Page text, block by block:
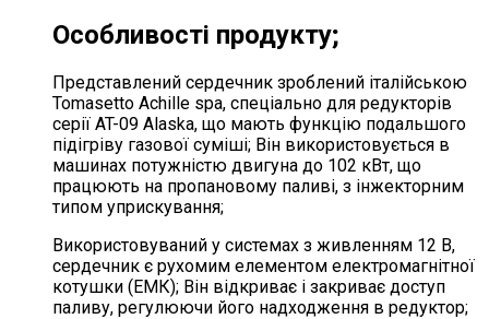
Особливості продукту;
Представлений сердечник зроблений італійською
Tomasetto Achille spa, спеціально для редукторів
серії AT-09 Alaska, що мають функцію подальшого
підігріву газової суміші; Він використовується в
машинах потужністю двигуна до 102 кВт, що
працюють на пропановому паливі, з інжекторним
типом уприскування;
Використовуваний у системах з живленням 12 В,
сердечник є рухомим елементом електромагнітної
котушки (ЕМК); Він відкриває і закриває доступ
паливу, регулюючи його надходження в редуктор;